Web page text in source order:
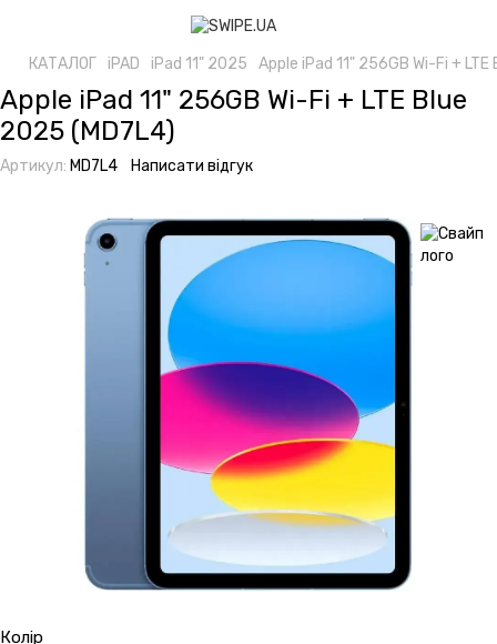
КАТАЛОГ iPAD iPad 11" 2025 Apple iPad 11" 256GB Wi-Fi +
Apple iPad 11" 256GB Wi-Fi + LTE Blue
2025 (MD7L4)
Артикул: MD7L4 Написати відгук
Колір